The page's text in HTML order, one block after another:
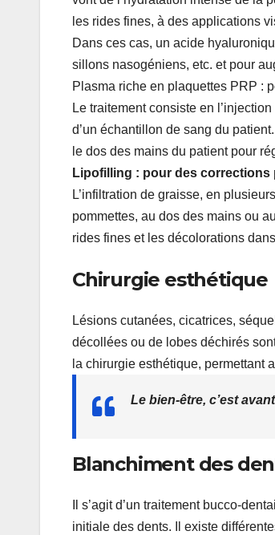
les rides fines, à des applications
Dans ces cas, un acide
sillons nasogéniens, etc. et pour
Plasma riche en plaquettes PRP :
Le traitement consiste en
d’un échantillon de sang du
le dos des mains du patient pour
Lipofilling : pour des corrections
L’infiltration de graisse, en
pommettes, au dos des mains ou
rides fines et les décolorations
Chirurgie esthétique
Lésions cutanées, cicatrices,
décollées ou de lobes déchirés
la chirurgie esthétique, permettant
Le bien-être, c’est
Blanchiment des
Il s’agit d’un traitement bucco-
initiale des dents. Il existe